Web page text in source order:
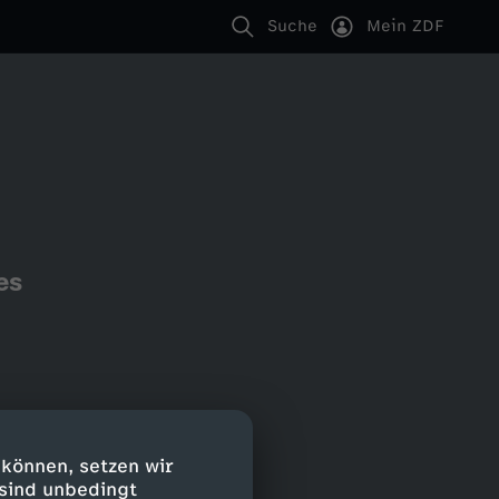
setzen wir
unbedingt
Suche Mein ZDF